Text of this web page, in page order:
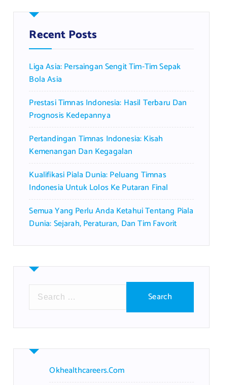
Recent Posts
Liga Asia: Persaingan Sengit Tim-Tim Sepak
Bola Asia
Prestasi Timnas Indonesia: Hasil Terbaru Dan
Prognosis Kedepannya
Pertandingan Timnas Indonesia: Kisah
Kemenangan Dan Kegagalan
Kualifikasi Piala Dunia: Peluang Timnas
Indonesia Untuk Lolos Ke Putaran Final
Semua Yang Perlu Anda Ketahui Tentang Piala
Dunia: Sejarah, Peraturan, Dan Tim Favorit
r
h
Okhealthcareers.com